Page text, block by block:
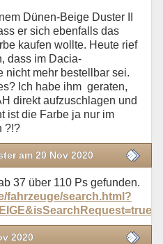
Dünen-Beige Duster II
er sich ebenfalls das
kaufen wollte. Heute rief
dass im Dacia-
nicht mehr bestellbar sei.
Ich habe ihm geraten,
direkt aufzuschlagen und
ist die Farbe ja nur im
?!?
am 20 Nov 2020
37 über 110 Ps gefunden.
fahrzeuge/search.html?
2020